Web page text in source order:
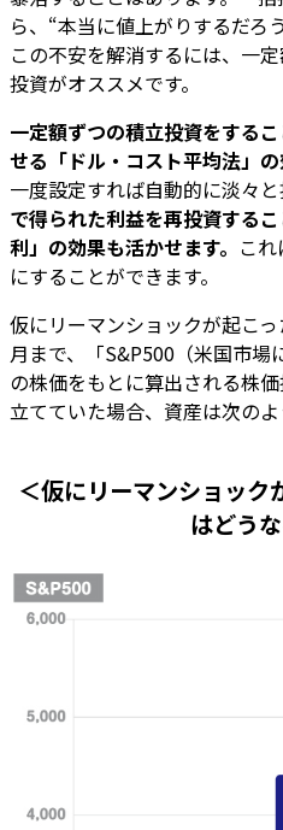
ら、“本当に値上がりするだろ
この不安を解消するには、一
投資がオススメです。
一定額ずつの積立投資をする
せる「ドル・コスト平均法」の
一度設定すれば自動的に淡々と
で得られた利益を再投資する
利」の効果も活かせます。 こ
にすることができます。
仮にリーマンショックが起こ
月まで、「S&P500（米国市場
の株価をもとに算出される株
立てていた場合、資産は次のよ
＜仮にリーマンショック
はどう